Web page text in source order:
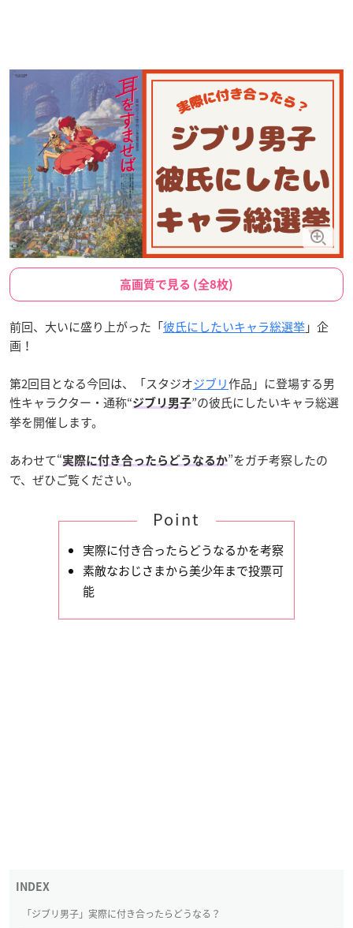
高画質で見る (全8枚)
前回、大いに盛り上がった「彼氏にしたいキャラ総選挙」企
画！
第2回目となる今回は、「スタジオジブリ作品」に登場する男
性キャラクター・通称“ジブリ男子”の彼氏にしたいキャラ総選
挙を開催します。
あわせて“実際に付き合ったらどうなるか”をガチ考察したの
で、ぜひご覧ください。
Point
実際に付き合ったらどうなるかを考察
素敵なおじさまから美少年まで投票可
能
「ジブリ男子」実際に付き合ったらどうなる？